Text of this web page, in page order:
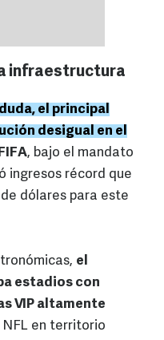
infraestructura
el principal
desigual en el
, bajo el mandato
ingresos récord que
dólares para este
el
estadios con
VIP altamente
NFL en territorio